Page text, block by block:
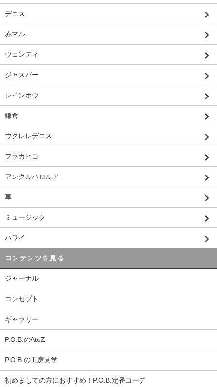
デニス
赤マル
ウェンディ
ジャスパー
レインボウ
鎌倉
ウクレレデニス
フラカヒコ
アンクルハロルド
車
ミュージック
ハワイ
コンテンツを見る
ジャーナル
コンセプト
ギャラリー
P.O.B.のAtoZ
P.O.B.の工房見学
初めましての方におすすめ！P.O.B.定番コーデ